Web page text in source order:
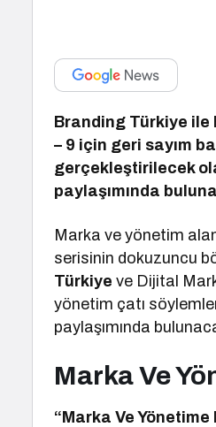
Branding Türkiye ile
– 9 için geri sayım
gerçekleştirilecek
paylaşımında
Marka ve yönetim
serisinin dokuzuncu
Türkiye ve Dijital
yönetim çatı
paylaşımında
Marka Ve
“Marka Ve Yönetime